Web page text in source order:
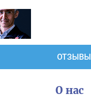
ОТЗЫВЫ
О нас